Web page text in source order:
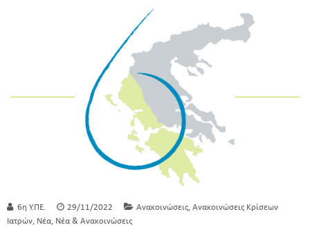
6η Υ.ΠΕ. 29/11/2022 Ανακοινώσεις, Ανακοινώσεις Κρίσεων
Ιατρών, Νέα, Νέα & Ανακοινώσεις